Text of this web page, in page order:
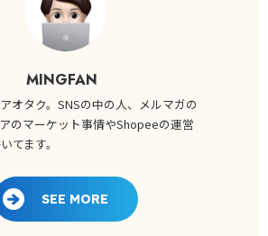
MINGFAN
オタク。SNSの中の人、メルマガの
のマーケット事情やShopeeの運営
てます。
SEE MORE